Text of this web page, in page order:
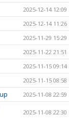
2025-12-14 12:09
2025-12-14 11:26
2025-11-29 15:29
2025-11-22 21:51
2025-11-15 09:14
2025-11-15 08:58
2025-11-08 22:59
2025-11-08 22:30